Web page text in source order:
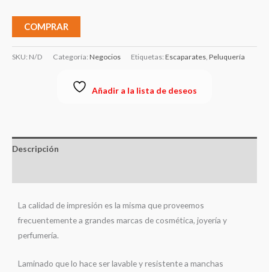
COMPRAR
SKU: N/D Categoría: Negocios Etiquetas: Escaparates, Peluquería
Añadir a la lista de deseos
Descripción
La calidad de impresión es la misma que proveemos
frecuentemente a grandes marcas de cosmética, joyería y
perfumería.
Laminado que lo hace ser lavable y resistente a manchas